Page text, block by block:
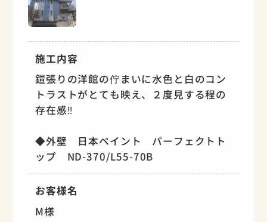
施工内容
鎧張りの洋館の佇まいに水色と白のコン
トラストがとても映え、２度見する程の
存在感‼
◆外壁 日本ペイント パーフェクトト
ップ ND-370/L55-70B
お客様名
M様